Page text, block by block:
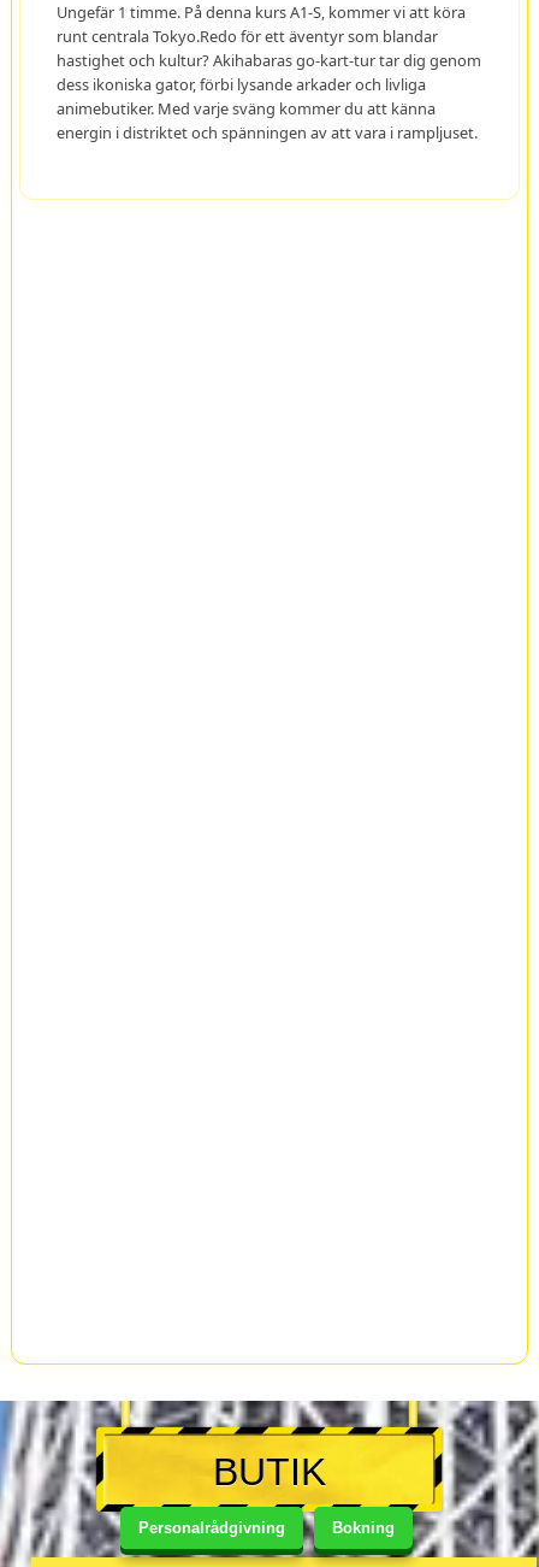
Personalrådgivning Bokning
Ungefär 1 timme. På denna kurs A1-S, kommer vi att köra
runt centrala Tokyo.Redo för ett äventyr som blandar
hastighet och kultur? Akihabaras go-kart-tur tar dig genom
dess ikoniska gator, förbi lysande arkader och livliga
animebutiker. Med varje sväng kommer du att känna
energin i distriktet och spänningen av att vara i rampljuset.
BUTIK